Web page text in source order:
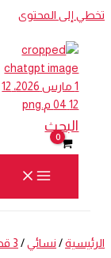
تخطي إلى المحتوى
البحث
الرئيسية/ نسائي/ 3 قطع بـ 10 دنانير